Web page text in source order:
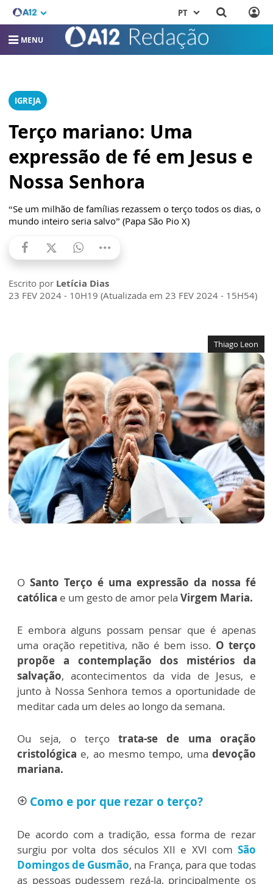
PT
MENU
IGREJA
Terço mariano: Uma
expressão de fé em Jesus e
Nossa Senhora
“Se um milhão de famílias rezassem o terço todos os dias, o
mundo inteiro seria salvo” (Papa São Pio X)
Escrito por Letícia Dias
23 FEV 2024 - 10H19 (Atualizada em 23 FEV 2024 - 15H54)
Thiago Leon
O Santo Terço é uma expressão da nossa fé
católica e um gesto de amor pela Virgem Maria.
E embora alguns possam pensar que é apenas
uma oração repetitiva, não é bem isso. O terço
propõe a contemplação dos mistérios da
salvação, acontecimentos da vida de Jesus, e
junto à Nossa Senhora temos a oportunidade de
meditar cada um deles ao longo da semana.
Ou seja, o terçotrata-se de uma oração
cristológica e, ao mesmo tempo, umadevoção
mariana.
add_circle_outline Como e por que rezar o terço?
De acordo com a tradição, essa forma de rezar
surgiu por volta dos séculos XII e XVI com São
Domingos de Gusmão, na França, para que todas
as pessoas pudessem rezá-la, principalmente os